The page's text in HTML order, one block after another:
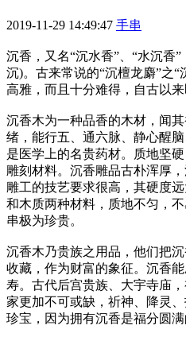
2019-11-29 14:49:47 手串
沉香，又名“沉水香”、“水沉香
沉)。古来常说的“沉檀龙麝”之
高雅，而且十分难得，自古以来
沉香木为一种品香的木材，闻
绪，能行五、通六脉、静心醒
是医学上的名贵药材。
质地坚
雕刻材料。沉香雕品古朴浑厚
雕工的技艺要求很高，其硬度
和木质两种材料，质地不匀，
串极为珍贵。
沉香木乃贵族之用品，他们把
收藏，作为财富的象征。沉香
寿。古代后宫贵族、大宇寺庙
家更加不可或缺，祈神、降灵
珍宝，因为拥有沉香是福分圆满